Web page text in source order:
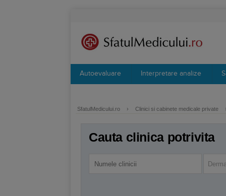
Autoevaluare Interpretare analize
SfatulMedicului.ro › Clinici si cabinete medicale private
Cauta clinica potrivita